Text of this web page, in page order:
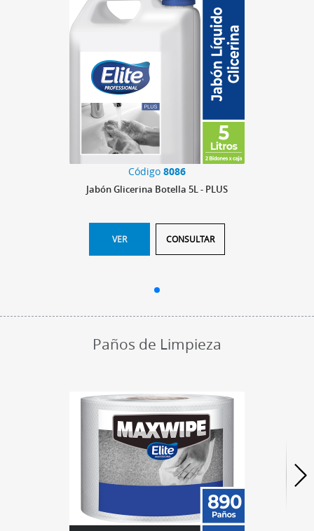
Código 8086
Jabón Glicerina Botella 5L - PLUS
VER CONSULTAR
Paños de Limpieza